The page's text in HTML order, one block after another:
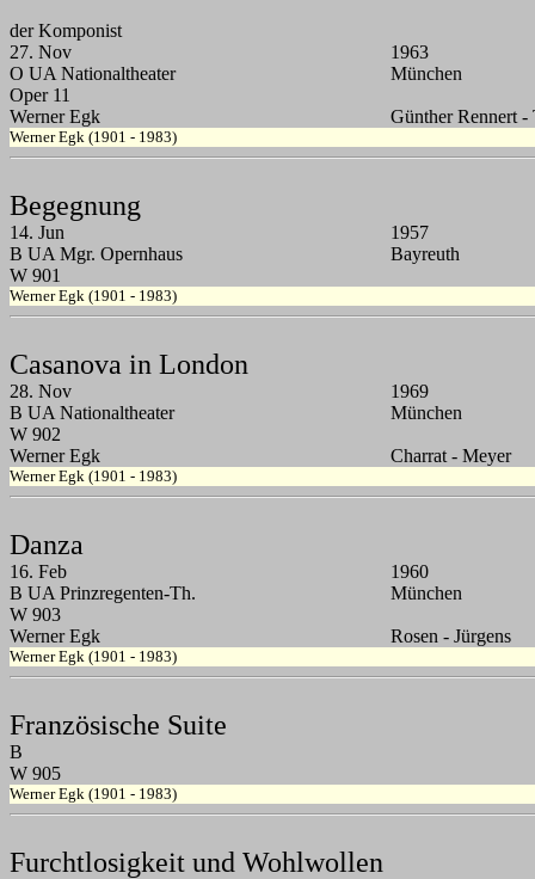
der Komponist
27. Nov
1963
O UA Nationaltheater
München
Oper 11
Werner Egk
Günther Rennert -
Werner Egk (1901 - 1983)
Begegnung
14. Jun
1957
B UA Mgr. Opernhaus
Bayreuth
W 901
Werner Egk (1901 - 1983)
Casanova in London
28. Nov
1969
B UA Nationaltheater
München
W 902
Werner Egk
Charrat - Meyer
Werner Egk (1901 - 1983)
Danza
16. Feb
1960
B UA Prinzregenten-Th.
München
W 903
Werner Egk
Rosen - Jürgens
Werner Egk (1901 - 1983)
Französische Suite
B
W 905
Werner Egk (1901 - 1983)
Furchtlosigkeit und Wohlwollen